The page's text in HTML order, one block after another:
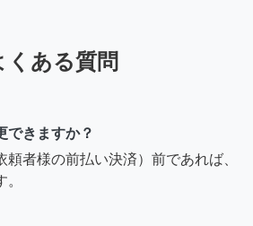
くある質問
できますか？
頼者様の前払い決済）前であれば、